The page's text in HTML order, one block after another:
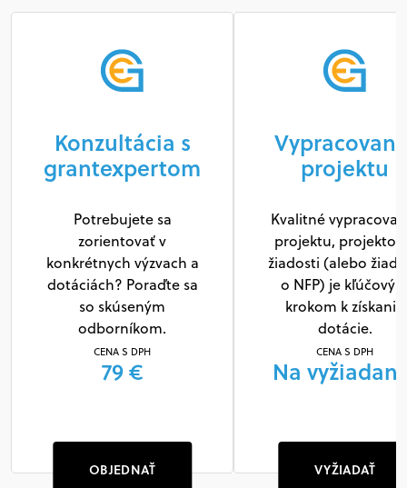
Konzultácia s
grantexpertom
Potrebujete sa
zorientovať v
konkrétnych výzvach a
dotáciách? Poraďte sa
so skúseným
odborníkom.
CENA S DPH
79 €
OBJEDNAŤ
projektu
Kvalitné
projektu,
žiadosti (alebo
o NFP) je
krokom k získaniu
dotácie.
CENA S DPH
Na
VYŽIADAŤ